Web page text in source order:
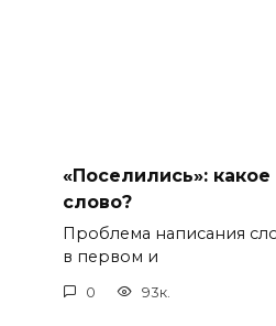
«Поселились»:
слово?
Проблема написания
в первом и
0 93к.